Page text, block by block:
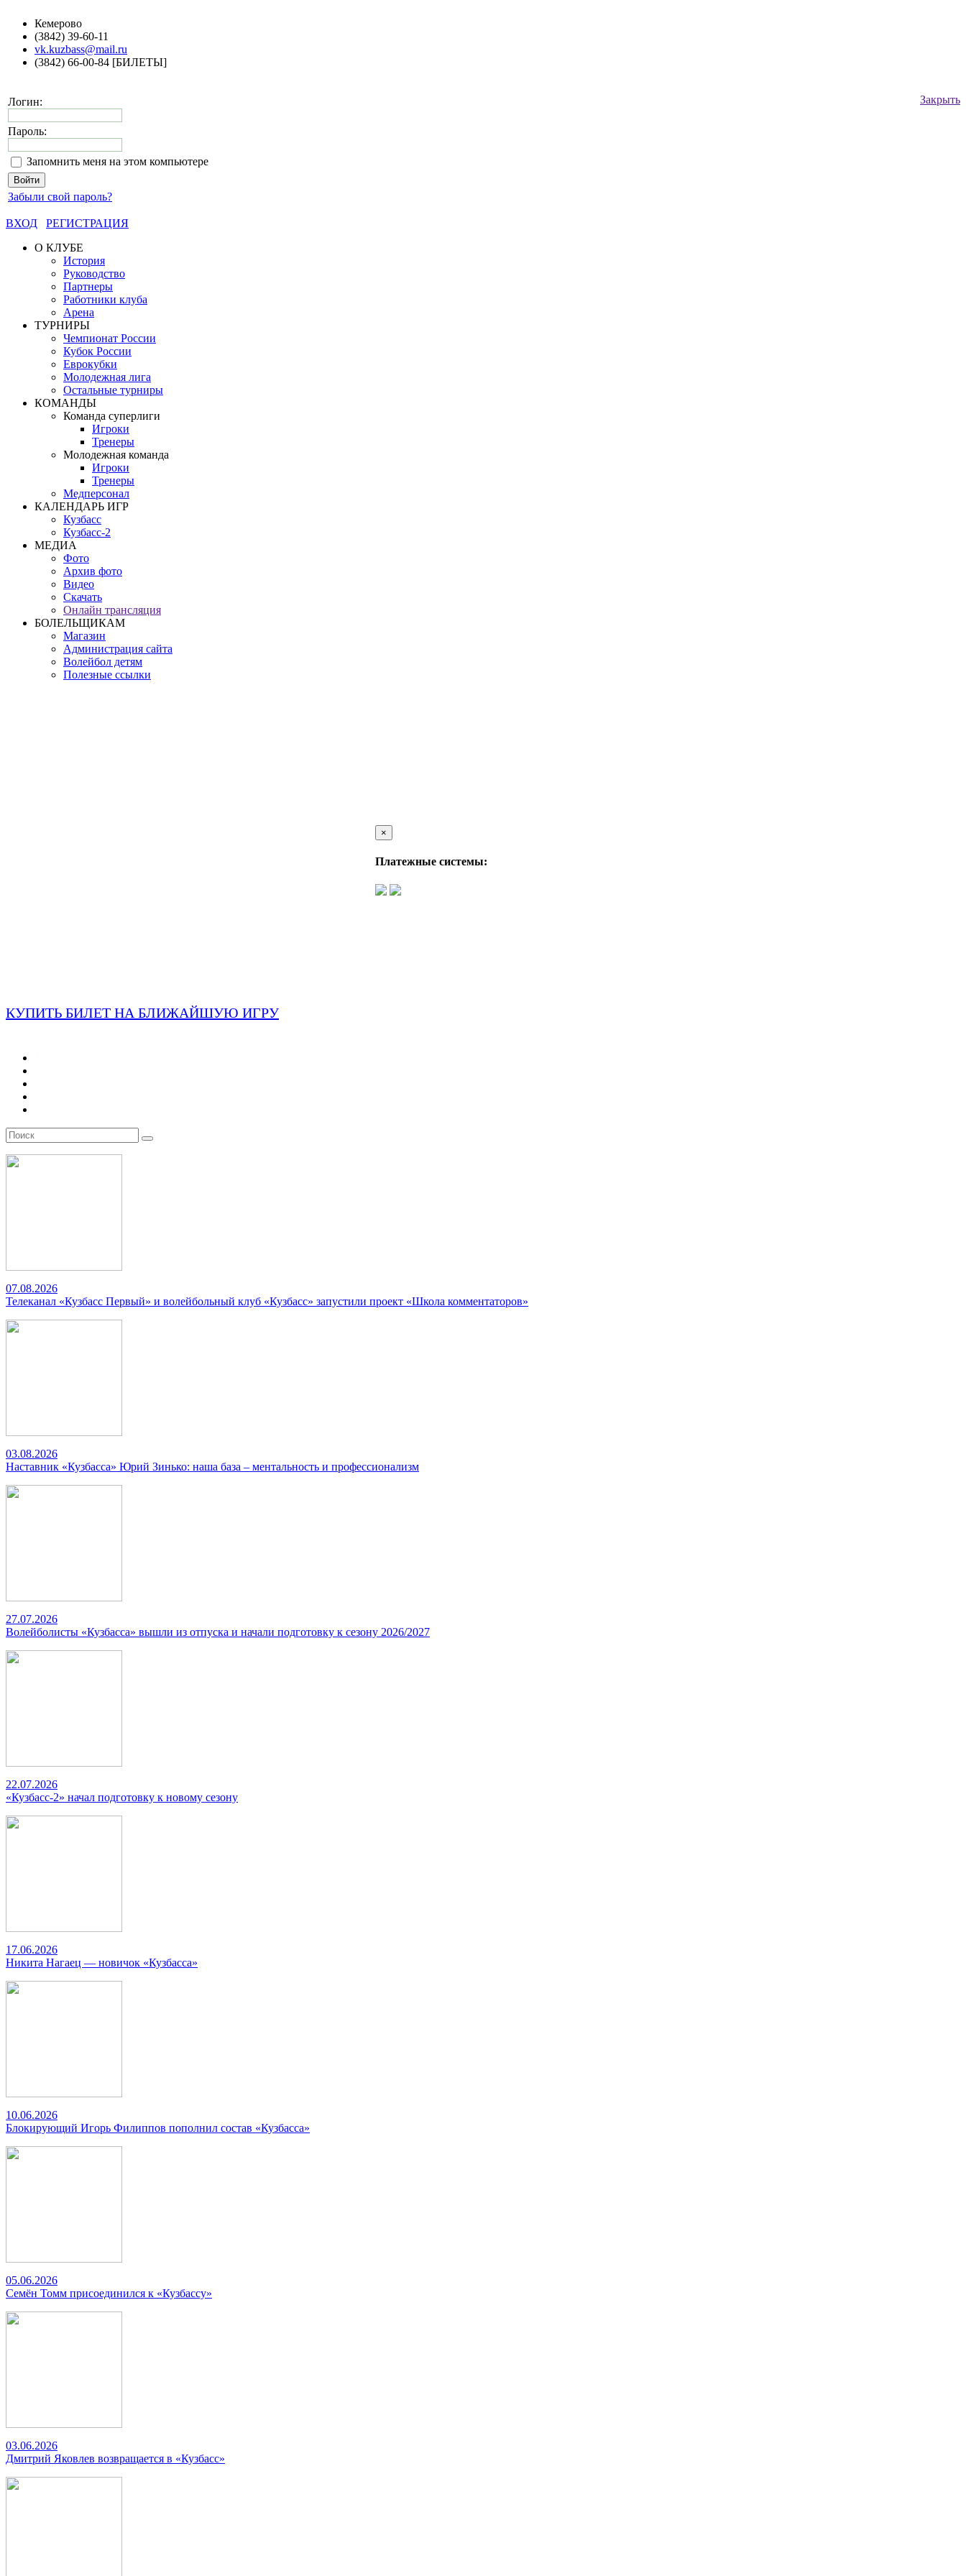
Кемерово
(3842) 39-60-11
vk.kuzbass@mail.ru
(3842) 66-00-84 [БИЛЕТЫ]
Закрыть
Логин:
Пароль:
Запомнить меня на этом компьютере
Забыли свой пароль?
ВХОД
РЕГИСТРАЦИЯ
О КЛУБЕ
История
Руководство
Партнеры
Работники клуба
Арена
ТУРНИРЫ
Чемпионат России
Кубок России
Еврокубки
Молодежная лига
Остальные турниры
КОМАНДЫ
Команда суперлиги
Игроки
Тренеры
Молодежная команда
Игроки
Тренеры
Медперсонал
КАЛЕНДАРЬ ИГР
Кузбасс
Кузбасс-2
МЕДИА
Фото
Архив фото
Видео
Скачать
Онлайн трансляция
БОЛЕЛЬЩИКАМ
Магазин
Администрация сайта
Волейбол детям
Полезные ссылки
×
Платежные системы:
КУПИТЬ БИЛЕТ НА БЛИЖАЙШУЮ ИГРУ
07.08.2026
Телеканал «Кузбасс Первый» и волейбольный клуб «Кузбасс» запустили проект «Школа комментаторов»
03.08.2026
Наставник «Кузбасса» Юрий Зинько: наша база – ментальность и профессионализм
27.07.2026
Волейболисты «Кузбасса» вышли из отпуска и начали подготовку к сезону 2026/2027
22.07.2026
«Кузбасс-2» начал подготовку к новому сезону
17.06.2026
Никита Нагаец — новичок «Кузбасса»
10.06.2026
Блокирующий Игорь Филиппов пополнил состав «Кузбасса»
05.06.2026
Семён Томм присоединился к «Кузбассу»
03.06.2026
Дмитрий Яковлев возвращается в «Кузбасс»